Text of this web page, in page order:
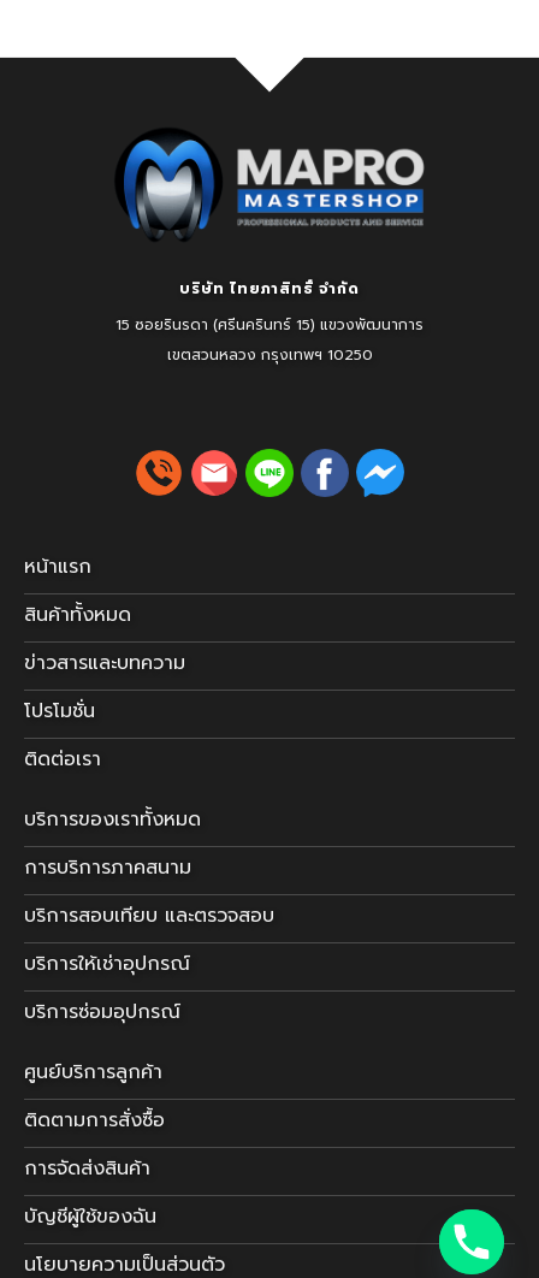
บริษัท ไทยภาสิทธิ์ จำกัด
15 ซอยรินรดา (ศรีนครินทร์ 15) แขวงพัฒนาการ
เขตสวนหลวง กรุงเทพฯ 10250
หน้าแรก
สินค้าทั้งหมด
ข่าวสารและบทความ
โปรโมชั่น
ติดต่อเรา
บริการของเราทั้งหมด
การบริการภาคสนาม
บริการสอบเทียบ และตรวจสอบ
บริการให้เช่าอุปกรณ์
บริการซ่อมอุปกรณ์
ศูนย์บริการลูกค้า
ติดตามการสั่งซื้อ
การจัดส่งสินค้า
บัญชีผู้ใช้ของฉัน
นโยบายความเป็นส่วนตัว